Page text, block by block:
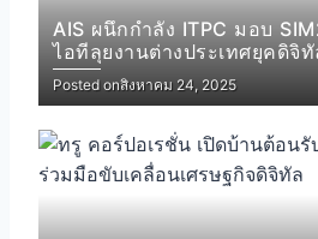
AIS ผนึกกำลัง ITPC มอบ
ไอทีลุยงานต่างประเทศยุคดิจิทั
Posted onสิงหาคม 24, 2025